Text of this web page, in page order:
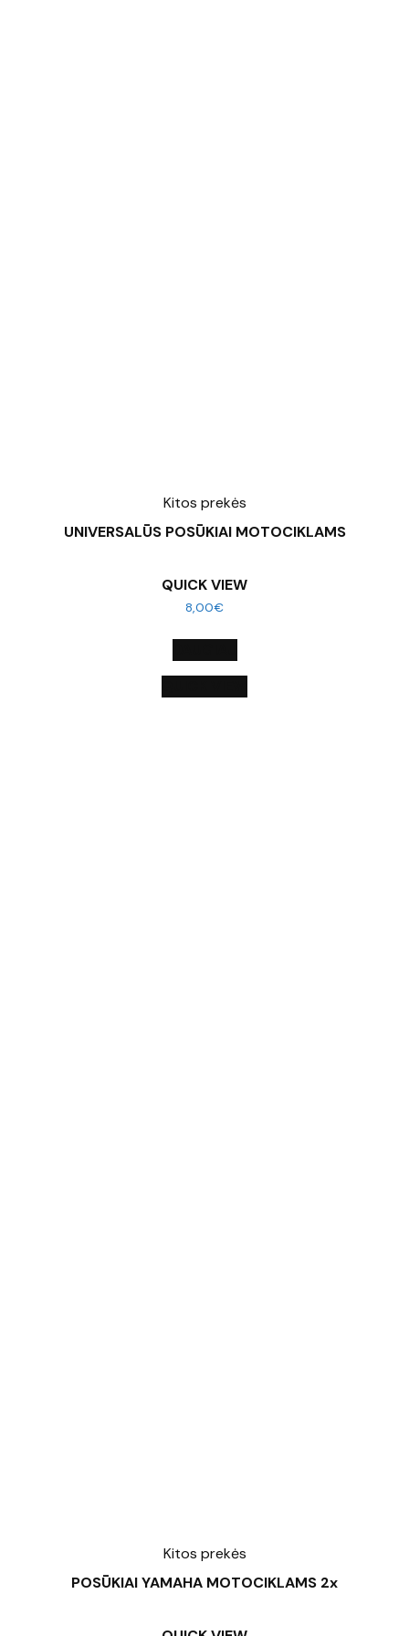
Kitos prekės
UNIVERSALŪS POSŪKIAI MOTOCIKLAMS
QUICK VIEW
8,00€
Kitos prekės
POSŪKIAI YAMAHA MOTOCIKLAMS 2x